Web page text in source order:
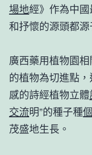
場地經》作為中
和抒懷的源頭都
廣西藥用植物園
的植物為切進點
感的詩經植物立體
交流明”的種子種
茂盛地生長。